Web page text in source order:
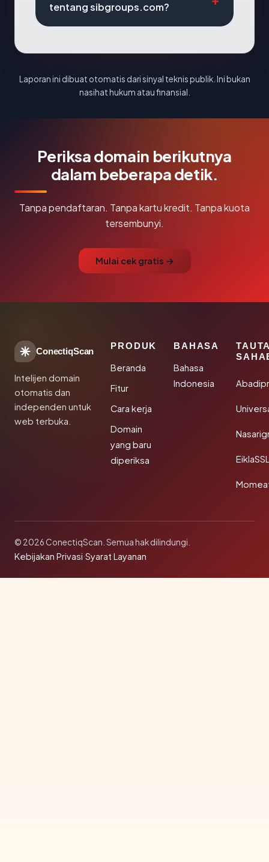
tentang sibgroups.com?
Laporan ini dibuat otomatis dari sinyal teknis publik. Ini bukan
nasihat hukum atau finansial.
Periksa domain berikutnya
dalam beberapa detik.
Tanpa pendaftaran. Tanpa kartu kredit. Tanpa kuota
tersembunyi.
Mulai cek gratis →
ConectiqScan
Intelijen domain
otomatis dan
independen untuk
web terbuka.
PRODUK
Beranda
Fitur
Cara kerja
Domain
yang baru
diperiksa
BAHASA
Bahasa
Indonesia
© 2026 ConectiqScan. Semua hak dilindungi.
Kebijakan Privasi·Syarat Layanan